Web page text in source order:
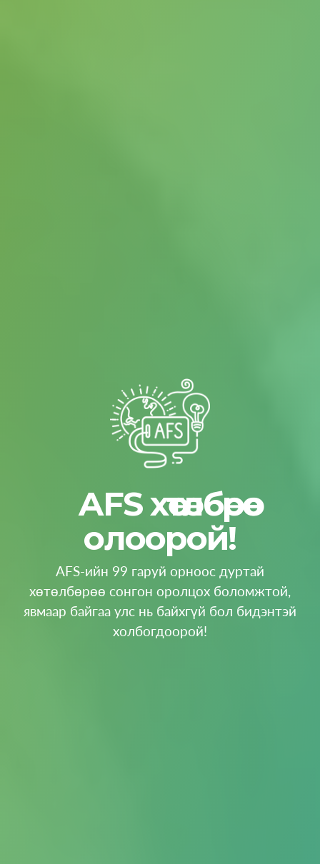
AFS хөтөлбөрөө
олоорой!
AFS-ийн 99 гаруй орноос дуртай
хөтөлбөрөө сонгон оролцох боломжтой,
явмаар байгаа улс нь байхгүй бол бидэнтэй
холбогдоорой!